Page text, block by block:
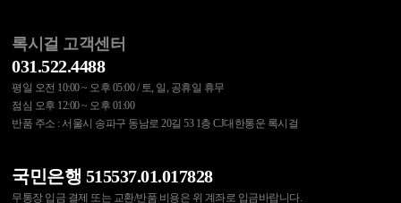
록시걸 고객센터
031.522.4488
평일 오전 10:00 ~ 오후 05:00 / 토, 일, 공휴일 휴무
점심 오후 12:00 ~ 오후 01:00
반품 주소 : 서울시 송파구 동남로 20길 53 1층 CJ대한통운 록시걸
국민은행 515537.01.017828
무통장 입금 결제 또는 교환/반품 비용은 위 계좌로 입금바랍니다.